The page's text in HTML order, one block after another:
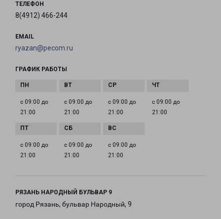
ТЕЛЕФОН
8(4912) 466-244
EMAIL
ryazan@pecom.ru
ГРАФИК РАБОТЫ
с 09:00 до
21:00
с 09:00 до
21:00
с 09:00 до
21:00
с 09:00 до
21:00
с 09:00 до
21:00
с 09:00 до
21:00
с 09:00 до
21:00
РЯЗАНЬ НАРОДНЫЙ БУЛЬВАР 9
город Рязань, бульвар Народный, 9